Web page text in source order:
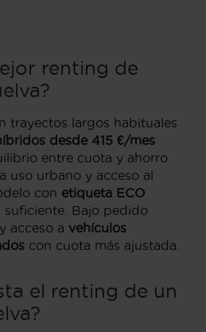
renting de
trayectos largos habituales
desde 415 €/mes
entre cuota y ahorro
uso urbano y acceso al
con etiqueta ECO
suficiente. Bajo pedido
acceso a vehículos
con cuota más ajustada.
el renting de un